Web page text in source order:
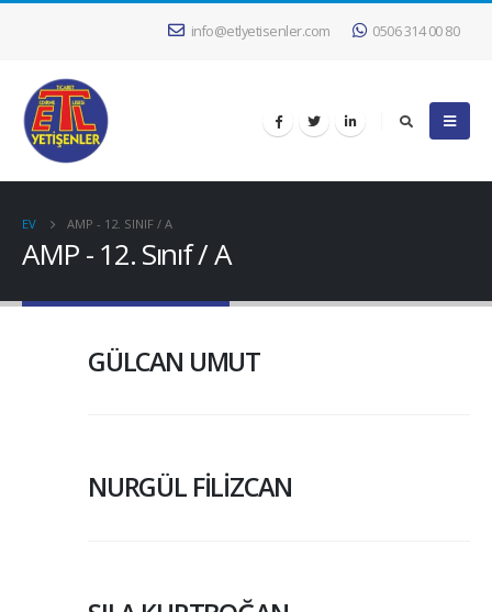
info@etlyetisenler.com 0506 314 00 80
EV AMP - 12. SINIF / A
AMP - 12. Sınıf / A
GÜLCAN UMUT
NURGÜL FİLİZCAN